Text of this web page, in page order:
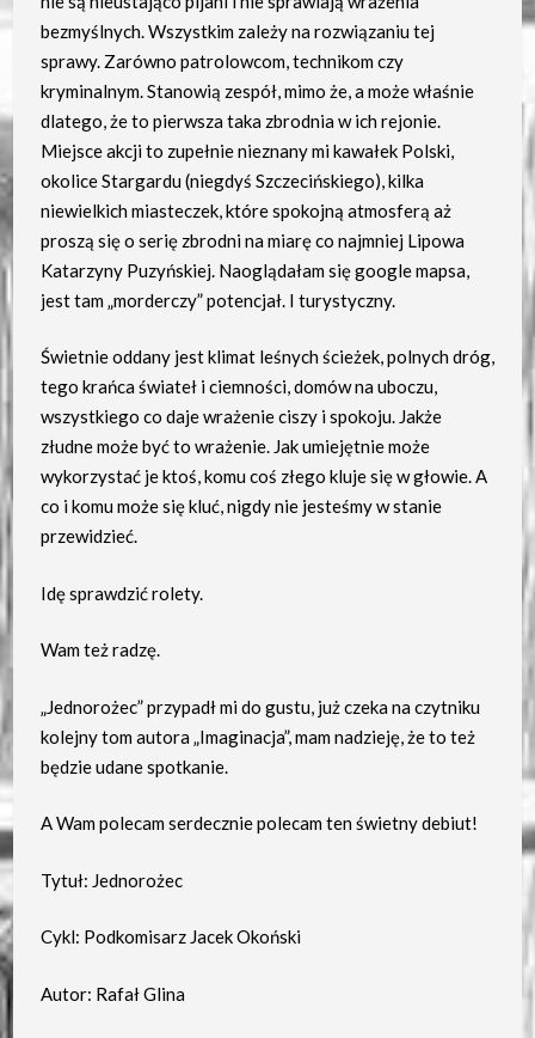
bezmyślnych. Wszystkim zależy na rozwiązaniu tej
sprawy. Zarówno patrolowcom, technikom czy
kryminalnym. Stanowią zespół, mimo że, a może właśnie
dlatego, że to pierwsza taka zbrodnia w ich rejonie.
Miejsce akcji to zupełnie nieznany mi kawałek Polski,
okolice Stargardu (niegdyś Szczecińskiego), kilka
niewielkich miasteczek, które spokojną atmosferą aż
proszą się o serię zbrodni na miarę co najmniej Lipowa
Katarzyny Puzyńskiej. Naoglądałam się google mapsa,
jest tam „morderczy” potencjał. I turystyczny.
Świetnie oddany jest klimat leśnych ścieżek, polnych dróg,
tego krańca świateł i ciemności, domów na uboczu,
wszystkiego co daje wrażenie ciszy i spokoju. Jakże
złudne może być to wrażenie. Jak umiejętnie może
wykorzystać je ktoś, komu coś złego kluje się w głowie. A
co i komu może się kluć, nigdy nie jesteśmy w stanie
przewidzieć.
Idę sprawdzić rolety.
Wam też radzę.
„Jednorożec” przypadł mi do gustu, już czeka na czytniku
kolejny tom autora „Imaginacja”, mam nadzieję, że to też
będzie udane spotkanie.
A Wam polecam serdecznie polecam ten świetny debiut!
Tytuł: Jednorożec
Cykl: Podkomisarz Jacek Okoński
Autor: Rafał Glina